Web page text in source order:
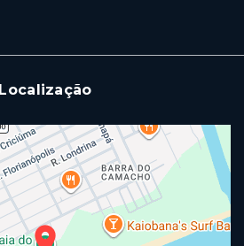
Localização